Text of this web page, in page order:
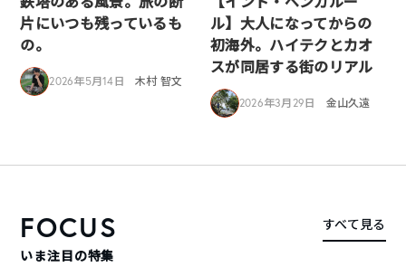
片にいつも残っているも
の。
2026年5月14日 木村 智文
ル】大人になってからの
初海外。ハイテクとカオ
スが同居する街のリアル
2026年3月29日 金山久遠
FOCUS
いま注目の特集
すべて見る